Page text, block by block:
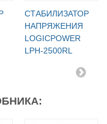
СТАБИЛИЗАТОР
НАПРЯЖЕНИЯ
LOGICPOWER
LPH-2500RL